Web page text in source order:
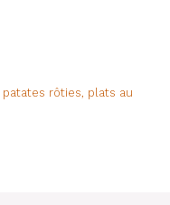
patates rôties, plats au